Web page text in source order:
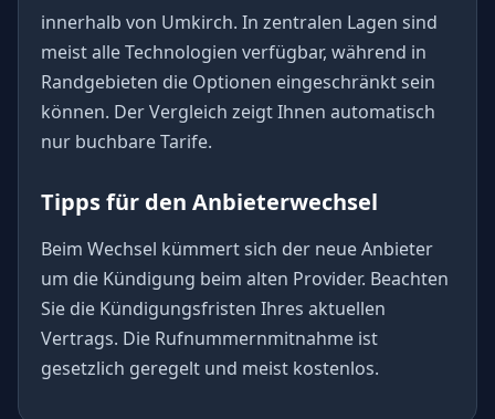
innerhalb von Umkirch. In zentralen Lagen sind
meist alle Technologien verfügbar, während in
Randgebieten die Optionen eingeschränkt sein
können. Der Vergleich zeigt Ihnen automatisch
nur buchbare Tarife.
Tipps für den Anbieterwechsel
Beim Wechsel kümmert sich der neue Anbieter
um die Kündigung beim alten Provider. Beachten
Sie die Kündigungsfristen Ihres aktuellen
Vertrags. Die Rufnummernmitnahme ist
gesetzlich geregelt und meist kostenlos.